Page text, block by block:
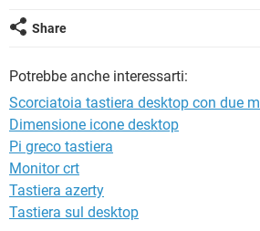
HARDWARE
Share
Potrebbe anche interessarti:
Scorciatoia tastiera desktop con due
Dimensione icone desktop
Pi greco tastiera
Monitor crt
Tastiera azerty
Tastiera sul desktop